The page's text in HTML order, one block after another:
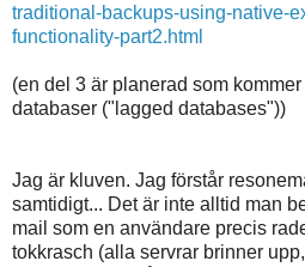
traditional-backups-using-native-
functionality-part2.html
(en del 3 är planerad som
databaser ("lagged databases"))
Jag är kluven. Jag förstår
samtidigt... Det är inte alltid man
mail som en användare precis
tokkrasch (alla servrar brinner